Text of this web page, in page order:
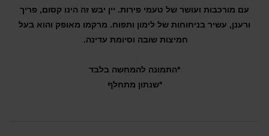
עם מורכבות ועושר של טעמי פירות. יין יבש זה הינו קסום, פריך
ורענן, עשיר בניחוחות של לימון ותפוח. מרקמו מאופק והוא בעל
חמיצות שובה וסיומת עדינה.
*התמונה להמחשה בלבד
*שנתון מתחלף